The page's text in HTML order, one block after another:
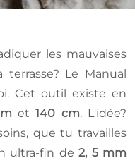
les mauvaises
Le Manual
Cet outil existe en
et140 cm. L'idée?
que tu travailles
ultra-fin de2, 5 mm